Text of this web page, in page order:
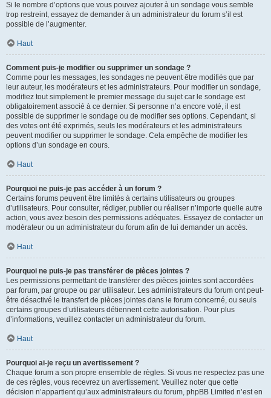
Si le nombre d’options que vous pouvez ajouter à un sondage vous semble
trop restreint, essayez de demander à un administrateur du forum s’il est
possible de l’augmenter.
Haut
Comment puis-je modifier ou supprimer un sondage ?
Comme pour les messages, les sondages ne peuvent être modifiés que par
leur auteur, les modérateurs et les administrateurs. Pour modifier un sondage,
modifiez tout simplement le premier message du sujet car le sondage est
obligatoirement associé à ce dernier. Si personne n’a encore voté, il est
possible de supprimer le sondage ou de modifier ses options. Cependant, si
des votes ont été exprimés, seuls les modérateurs et les administrateurs
peuvent modifier ou supprimer le sondage. Cela empêche de modifier les
options d’un sondage en cours.
Haut
Pourquoi ne puis-je pas accéder à un forum ?
Certains forums peuvent être limités à certains utilisateurs ou groupes
d’utilisateurs. Pour consulter, rédiger, publier ou réaliser n’importe quelle autre
action, vous avez besoin des permissions adéquates. Essayez de contacter un
modérateur ou un administrateur du forum afin de lui demander un accès.
Haut
Pourquoi ne puis-je pas transférer de pièces jointes ?
Les permissions permettant de transférer des pièces jointes sont accordées
par forum, par groupe ou par utilisateur. Les administrateurs du forum ont peut-
être désactivé le transfert de pièces jointes dans le forum concerné, ou seuls
certains groupes d’utilisateurs détiennent cette autorisation. Pour plus
d’informations, veuillez contacter un administrateur du forum.
Haut
Pourquoi ai-je reçu un avertissement ?
Chaque forum a son propre ensemble de règles. Si vous ne respectez pas une
de ces règles, vous recevrez un avertissement. Veuillez noter que cette
décision n’appartient qu’aux administrateurs du forum, phpBB Limited n’est en